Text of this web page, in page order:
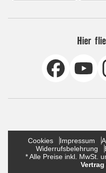
Hier
Cookies Impressum
Widerrufsbelehrung
* Alle Preise inkl. MwSt.